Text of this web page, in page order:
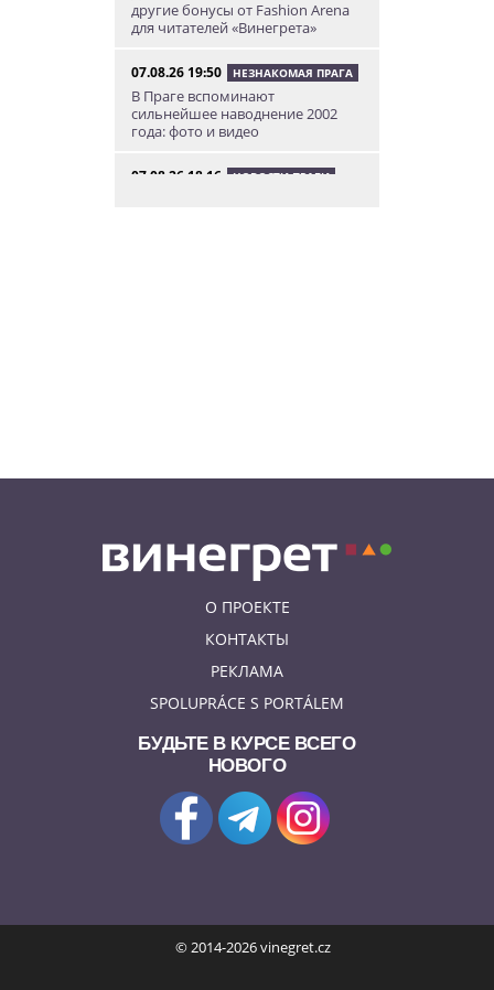
другие бонусы от Fashion Arena
для читателей «Винегрета»
07.08.26 19:50 НЕЗНАКОМАЯ ПРАГА
В Праге вспоминают
сильнейшее наводнение 2002
года: фото и видео
07.08.26 18:16 НОВОСТИ ПРАГИ
О ПРОЕКТЕ
КОНТАКТЫ
РЕКЛАМА
SPOLUPRÁCE S PORTÁLEM
БУДЬТЕ В КУРСЕ ВСЕГО
НОВОГО
© 2014-2026 vinegret.cz